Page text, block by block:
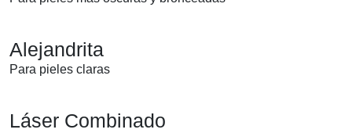
Alejandrita
Para pieles claras
Láser Combinado